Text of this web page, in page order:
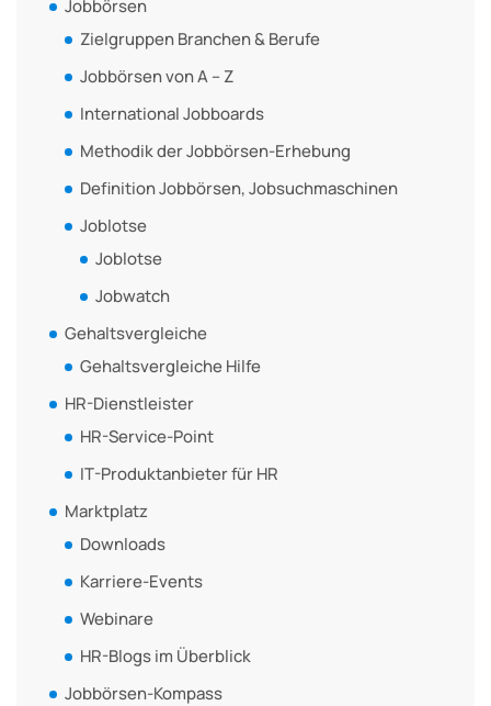
Jobbörsen
Zielgruppen Branchen & Berufe
Jobbörsen von A – Z
International Jobboards
Methodik der Jobbörsen-Erhebung
Definition Jobbörsen, Jobsuchmaschinen
Joblotse
Joblotse
Jobwatch
Gehaltsvergleiche
Gehaltsvergleiche Hilfe
HR-Dienstleister
HR-Service-Point
IT-Produktanbieter für HR
Marktplatz
Downloads
Karriere-Events
Webinare
HR-Blogs im Überblick
Jobbörsen-Kompass